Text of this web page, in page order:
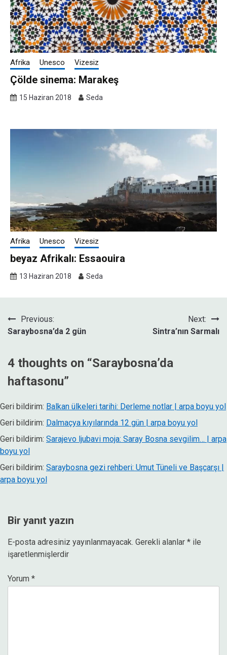
Afrika Unesco Vizesiz
Çölde sinema: Marakeş
15 Haziran 2018 Seda
Afrika Unesco Vizesiz
beyaz Afrikalı: Essaouira
13 Haziran 2018 Seda
Yazı
gezinmesi
Previous:
Saraybosna’da 2 gün
Next:
Sintra’nın Sarmalı
4 thoughts on “Saraybosna’da
haftasonu”
Geri bildirim: Balkan ülkeleri tarihi: Derleme notlar | arpa boyu yol
Geri bildirim: Dalmaçya kıyılarında 12 gün | arpa boyu yol
Geri bildirim: Sarajevo ljubavi moja: Saray Bosna sevgilim… | arpa
boyu yol
Geri bildirim: Saraybosna gezi rehberi: Umut Tüneli ve Başçarşı |
arpa boyu yol
Bir yanıt yazın
E-posta adresiniz yayınlanmayacak. Gerekli alanlar * ile
işaretlenmişlerdir
Yorum *